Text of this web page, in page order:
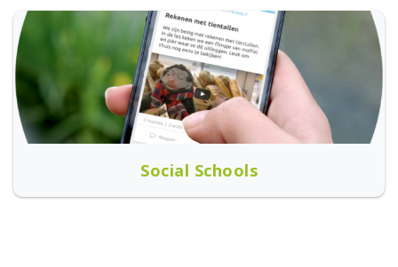
Social Schools